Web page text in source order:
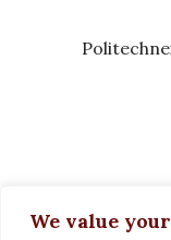
We value